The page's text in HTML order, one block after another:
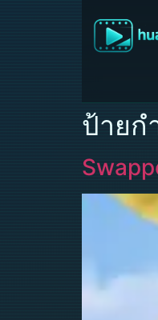
ป้าย